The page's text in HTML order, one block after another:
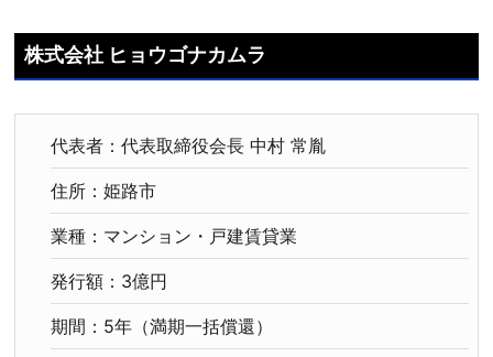
株式会社 ヒョウゴナカムラ
代表者：代表取締役会長 中村 常胤
住所：姫路市
業種：マンション・戸建賃貸業
発行額：3億円
期間：5年（満期一括償還）